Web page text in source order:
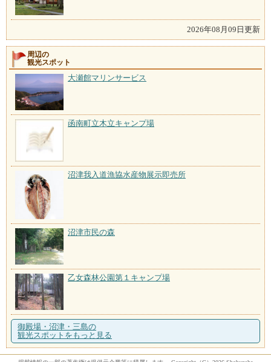
2026年08月09日更新
周辺の
観光スポット
大瀬館マリンサービス
函南町立木立キャンプ場
沼津我入道漁協水産物展示即売所
沼津市民の森
乙女森林公園第１キャンプ場
御殿場・沼津・三島の
観光スポットをもっと見る